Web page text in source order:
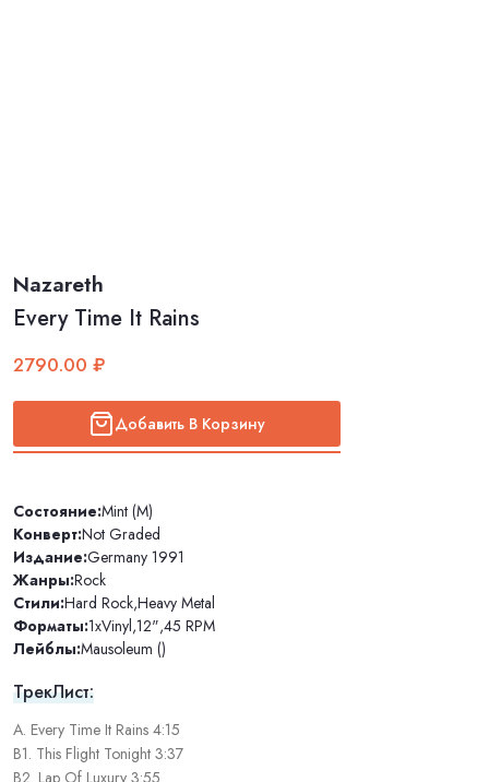
Nazareth
Every Time It Rains
2790.00 ₽
Добавить В Корзину
Состояние:Mint (M)
Конверт:Not Graded
Издание:Germany 1991
Жанры:Rock
Стили:Hard Rock,Heavy Metal
Форматы:1xVinyl,12",45 RPM
Лейблы:Mausoleum ()
ТрекЛист:
A. Every Time It Rains 4:15
B1. This Flight Tonight 3:37